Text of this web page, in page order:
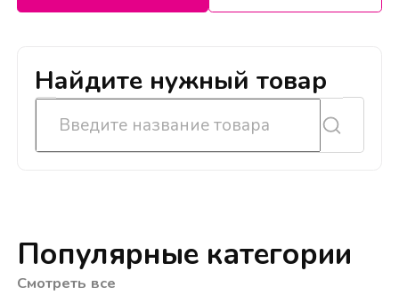
Найдите нужный товар
Популярные категории
Смотреть все